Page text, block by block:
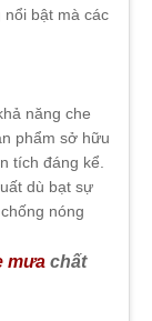
bật mà các
năng che
phẩm sở hữu
tích đáng kể.
dù bạt sự
nóng
mưa chất